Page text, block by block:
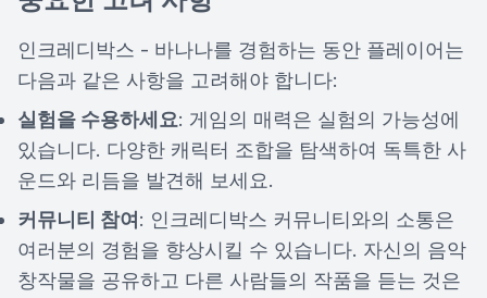
인크레디박스 - 바나나를 경험하는 동안 플레이어는
다음과 같은 사항을 고려해야 합니다:
실험을 수용하세요: 게임의 매력은 실험의 가능성에
있습니다. 다양한 캐릭터 조합을 탐색하여 독특한 사
운드와 리듬을 발견해 보세요.
커뮤니티 참여 : 인크레디박스 커뮤니티와의 소통은
여러분의 경험을 향상시킬 수 있습니다. 자신의 음악
창작물을 공유하고 다른 사람들의 작품을 듣는 것은